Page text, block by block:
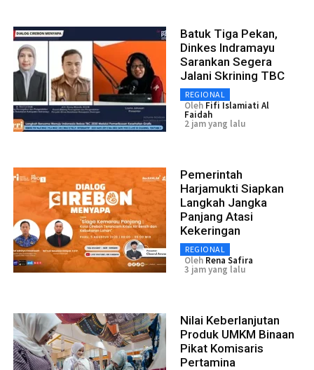
Batuk Tiga Pekan,
Dinkes Indramayu
Sarankan Segera
Jalani Skrining TBC
REGIONAL
Oleh Fifi Islamiati Al
Faidah
2 jam yang lalu
Pemerintah
Harjamukti Siapkan
Langkah Jangka
Panjang Atasi
Kekeringan
REGIONAL
Oleh Rena Safira
3 jam yang lalu
Nilai Keberlanjutan
Produk UMKM Binaan
Pikat Komisaris
Pertamina